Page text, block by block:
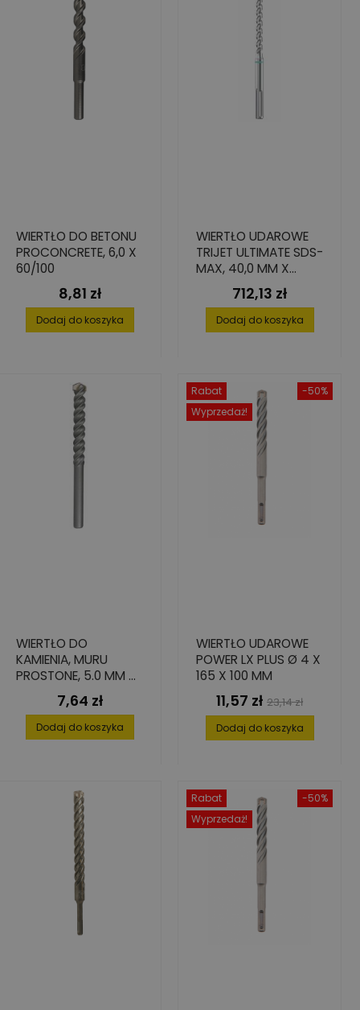
WIERTŁO DO BETONU
PROCONCRETE, 6,0 X
60/100
Cena
8,81 zł
Dodaj do koszyka
WIERTŁO UDAROWE
TRIJET ULTIMATE SDS-
MAX, 40,0 MM X
400/520 MM
Cena
712,13 zł
Dodaj do koszyka
WIERTŁO DO
KAMIENIA, MURU
PROSTONE, 5.0 MM X
85 MM X 150 MM
Cena
7,64 zł
Dodaj do koszyka
-50%
Rabat
Wyprzedaż!
WIERTŁO UDAROWE
POWER LX PLUS Ø 4 X
165 X 100 MM
Cena
11,57 zł Cena
podstawowa
23,14 zł
Dodaj do koszyka
-50%
Rabat
Wyprzedaż!